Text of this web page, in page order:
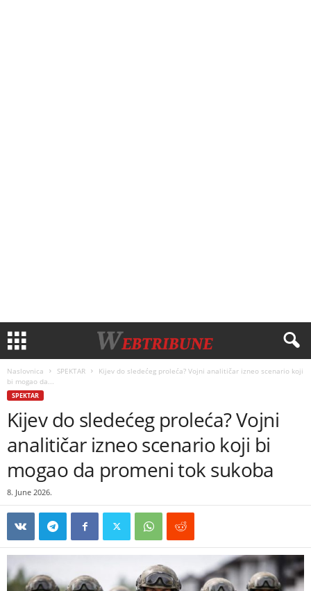
Naslovnica SPEKTAR
Kijev do sledećeg proleća? Vojni analitičar izneo scenario koji
bi mogao da...
SPEKTAR
Kijev do sledećeg proleća? Vojni
analitičar izneo scenario koji bi
mogao da promeni tok sukoba
8. June 2026.